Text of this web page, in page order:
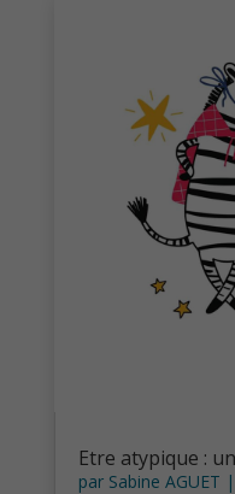
Etre atypique :
par Sabine AGUET |